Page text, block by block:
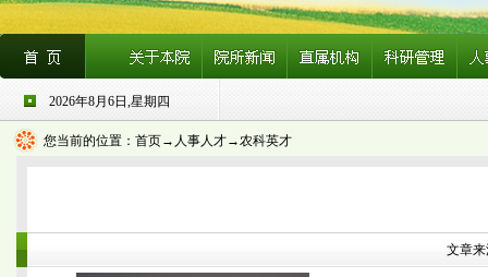
2026年8月6日,星期四
您当前的位置： 首页→人事人才→农科英才
文章